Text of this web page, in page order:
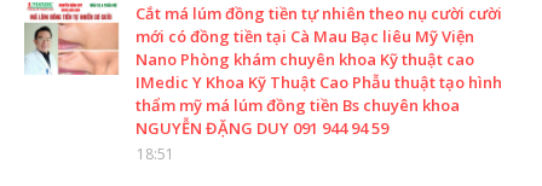
Cắt má lúm đồng tiền tự nhiên theo nụ cười cười
mới có đồng tiền tại Cà Mau Bạc liêu Mỹ Viện
Nano Phòng khám chuyên khoa Kỹ thuật cao
IMedic Y Khoa Kỹ Thuật Cao Phẫu thuật tạo hình
thẩm mỹ má lúm đồng tiền Bs chuyên khoa
NGUYỄN ĐẶNG DUY 091 944 94 59
18:51